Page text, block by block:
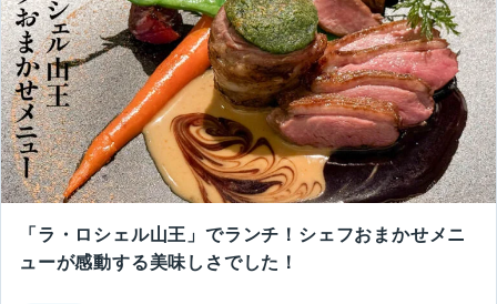
「ラ・ロシェル山王」でランチ！シェフおまかせメニ
ューが感動する美味しさでした！